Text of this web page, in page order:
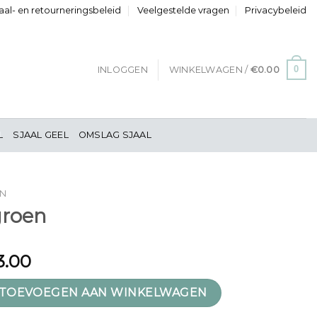
en retourneringsbeleid Veelgestelde vragen Privacybeleid
INLOGGEN WINKELWAGEN / €0.00 0
SJAAL GEEL OMSLAG SJAAL
TOEVOEGEN AAN WINKELWAGEN